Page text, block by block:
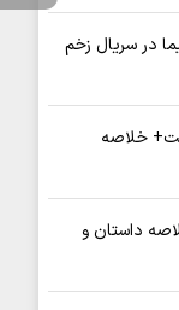
در سریال زخم
خلاصه
داستان و